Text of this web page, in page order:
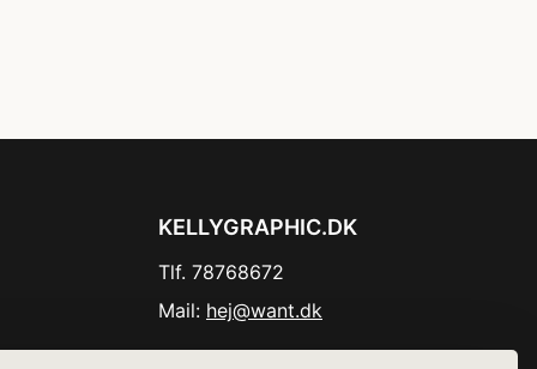
KELLYGRAPHIC.DK
Tlf. 78768672
Mail: hej@want.dk